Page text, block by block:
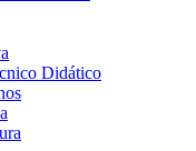
Didático